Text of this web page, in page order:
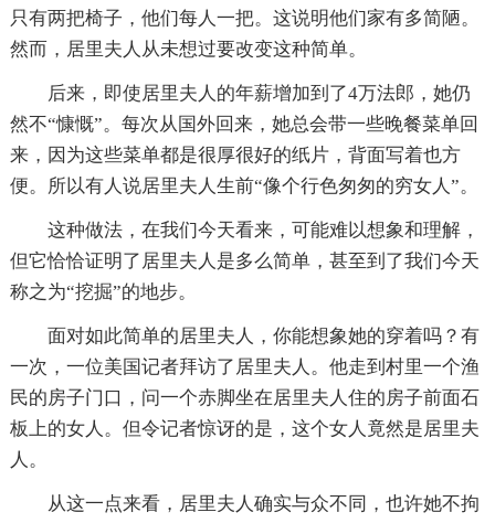
只有两把椅子，他们每人一把。这说明他们家有多简陋。
然而，居里夫人从未想过要改变这种简单。
后来，即使居里夫人的年薪增加到了4万法郎，她仍
然不“慷慨”。每次从国外回来，她总会带一些晚餐菜单回
来，因为这些菜单都是很厚很好的纸片，背面写着也方
便。所以有人说居里夫人生前“像个行色匆匆的穷女人”。
这种做法，在我们今天看来，可能难以想象和理解，
但它恰恰证明了居里夫人是多么简单，甚至到了我们今天
称之为“挖掘”的地步。
面对如此简单的居里夫人，你能想象她的穿着吗？有
一次，一位美国记者拜访了居里夫人。他走到村里一个渔
民的房子门口，问一个赤脚坐在居里夫人住的房子前面石
板上的女人。但令记者惊讶的是，这个女人竟然是居里夫
人。
从这一点来看，居里夫人确实与众不同，也许她不拘